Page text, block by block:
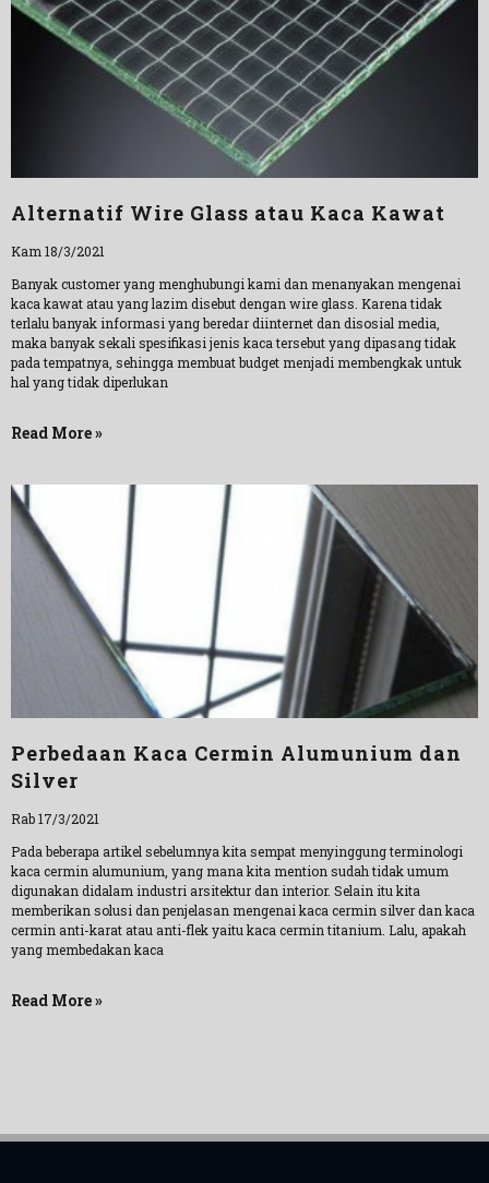
Alternatif Wire Glass atau Kaca Kawat
Kam 18/3/2021
Banyak customer yang menghubungi kami dan menanyakan mengenai
kaca kawat atau yang lazim disebut dengan wire glass. Karena tidak
terlalu banyak informasi yang beredar diinternet dan disosial media,
maka banyak sekali spesifikasi jenis kaca tersebut yang dipasang tidak
pada tempatnya, sehingga membuat budget menjadi membengkak untuk
hal yang tidak diperlukan
Read More »
Perbedaan Kaca Cermin Alumunium dan
Silver
Rab 17/3/2021
Pada beberapa artikel sebelumnya kita sempat menyinggung terminologi
kaca cermin alumunium, yang mana kita mention sudah tidak umum
digunakan didalam industri arsitektur dan interior. Selain itu kita
memberikan solusi dan penjelasan mengenai kaca cermin silver dan kaca
cermin anti-karat atau anti-flek yaitu kaca cermin titanium. Lalu, apakah
yang membedakan kaca
Read More »